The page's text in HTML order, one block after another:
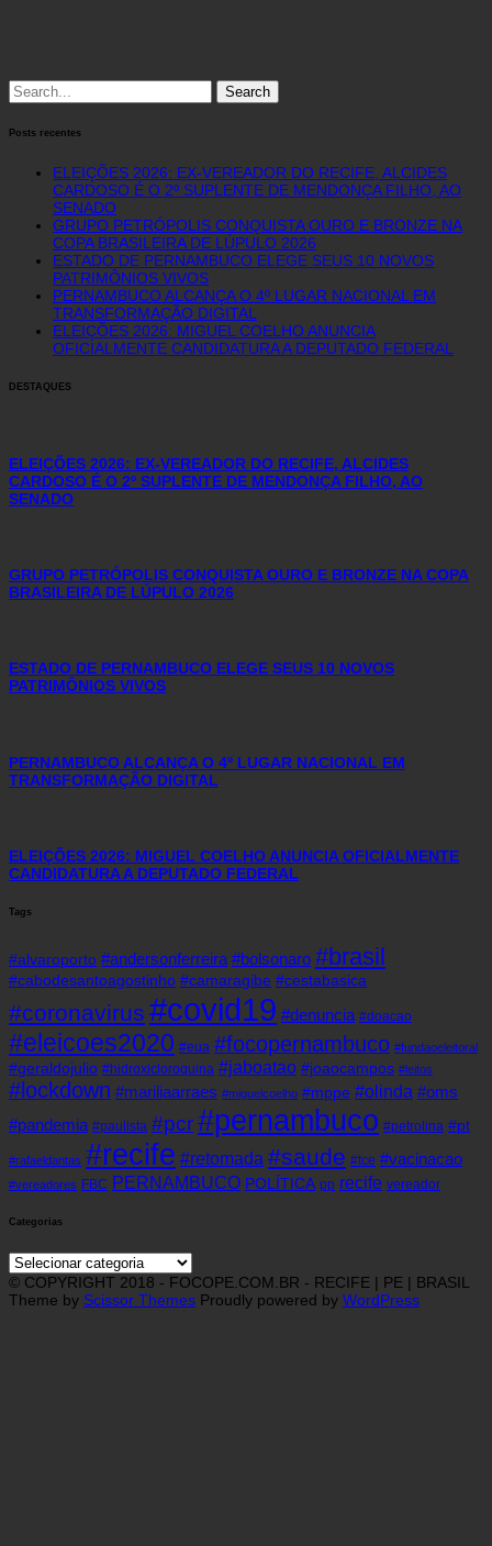
Search
for:
Posts recentes
ELEIÇÕES 2026: EX-VEREADOR DO RECIFE, ALCIDES
CARDOSO É O 2º SUPLENTE DE MENDONÇA FILHO, AO
SENADO
GRUPO PETRÓPOLIS CONQUISTA OURO E BRONZE NA
COPA BRASILEIRA DE LÚPULO 2026
ESTADO DE PERNAMBUCO ELEGE SEUS 10 NOVOS
PATRIMÔNIOS VIVOS
PERNAMBUCO ALCANÇA O 4º LUGAR NACIONAL EM
TRANSFORMAÇÃO DIGITAL
ELEIÇÕES 2026: MIGUEL COELHO ANUNCIA
OFICIALMENTE CANDIDATURA A DEPUTADO FEDERAL
DESTAQUES
ELEIÇÕES 2026: EX-VEREADOR DO RECIFE, ALCIDES
CARDOSO É O 2º SUPLENTE DE MENDONÇA FILHO, AO
SENADO
GRUPO PETRÓPOLIS CONQUISTA OURO E BRONZE NA COPA
BRASILEIRA DE LÚPULO 2026
ESTADO DE PERNAMBUCO ELEGE SEUS 10 NOVOS
PATRIMÔNIOS VIVOS
PERNAMBUCO ALCANÇA O 4º LUGAR NACIONAL EM
TRANSFORMAÇÃO DIGITAL
ELEIÇÕES 2026: MIGUEL COELHO ANUNCIA OFICIALMENTE
CANDIDATURA A DEPUTADO FEDERAL
Tags
#alvaroporto #andersonferreira #bolsonaro #brasil
#cabodesantoagostinho #camaragibe #cestabasica
#coronavirus #covid19 #denuncia #doacao
#eleicoes2020 #eua #focopernambuco #fundaoeleitoral
#geraldojulio #hidroxicloroquina #jaboatao #joaocampos #leitos
#lockdown #mariliaarraes #miguelcoelho #mppe #olinda #oms
#pandemia #paulista #pcr#pernambuco #petrolina #pt
#rafaeldantas #recife #retomada #saude #tce #vacinacao
#vereadores FBC PERNAMBUCO POLÍTICA pp recife vereador
Categorias
Categorias
© COPYRIGHT 2018 - FOCOPE.COM.BR - RECIFE | PE | BRASIL
Theme by Scissor Themes Proudly powered by WordPress